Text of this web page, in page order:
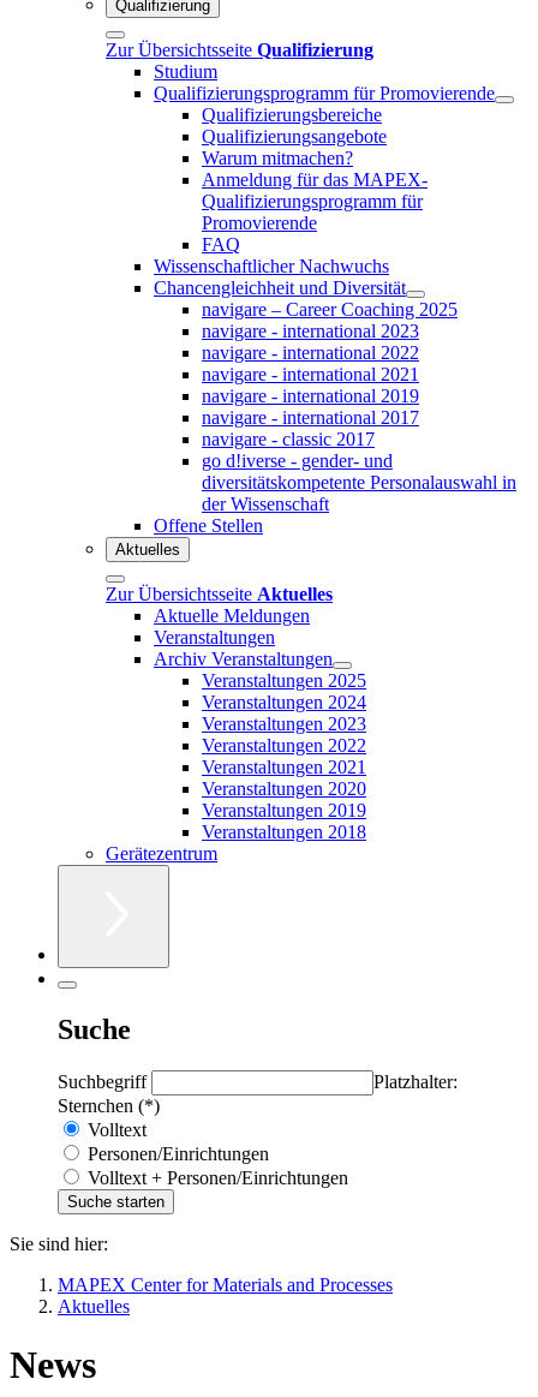
Qualifizierung
Zur Übersichtsseite Qualifizierung
Studium
Qualifizierungsprogramm für Promovierende
Qualifizierungsbereiche
Qualifizierungsangebote
Warum mitmachen?
Anmeldung für das MAPEX-
Qualifizierungsprogramm für
Promovierende
FAQ
Wissenschaftlicher Nachwuchs
Chancengleichheit und Diversität
navigare – Career Coaching 2025
navigare - international 2023
navigare - international 2022
navigare - international 2021
navigare - international 2019
navigare - international 2017
navigare - classic 2017
go d!iverse - gender- und
diversitätskompetente Personalauswahl in
der Wissenschaft
Offene Stellen
Aktuelles
Zur Übersichtsseite Aktuelles
Aktuelle Meldungen
Veranstaltungen
Archiv Veranstaltungen
Veranstaltungen 2025
Veranstaltungen 2024
Veranstaltungen 2023
Veranstaltungen 2022
Veranstaltungen 2021
Veranstaltungen 2020
Veranstaltungen 2019
Veranstaltungen 2018
Gerätezentrum
Suche
Suchbegriff
Platzhalter:
Sternchen (*)
Volltext
Personen/Einrichtungen
Volltext + Personen/Einrichtungen
Sie sind hier:
MAPEX Center for Materials and Processes
Aktuelles
News